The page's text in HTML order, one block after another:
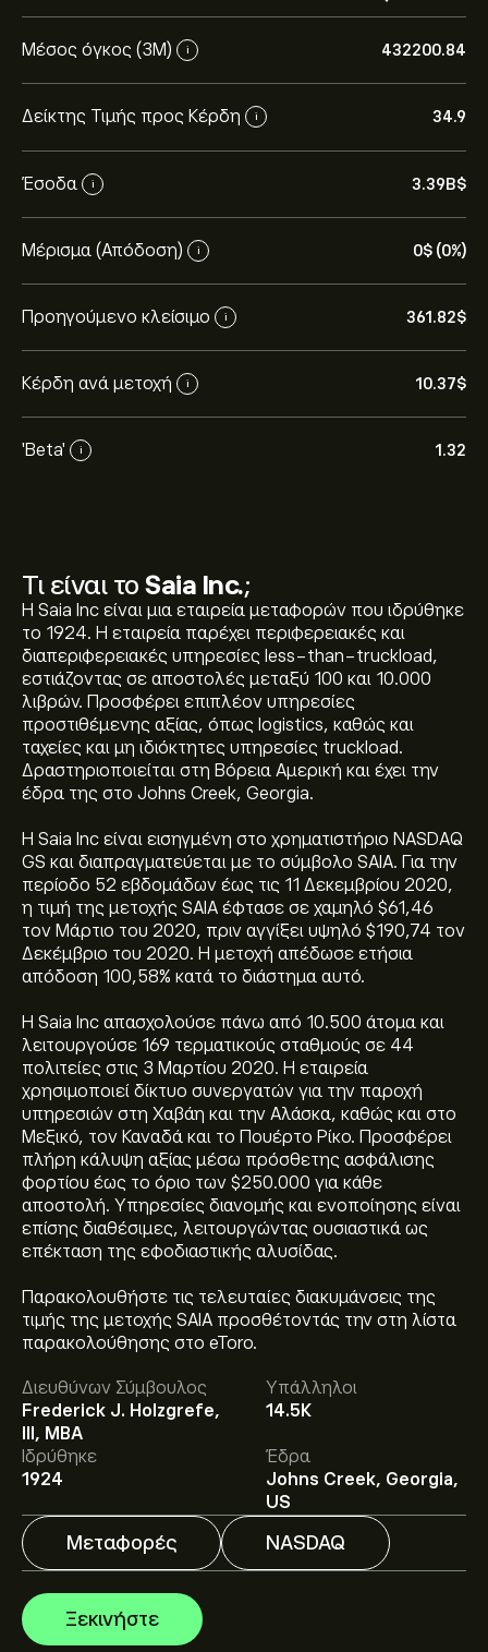
Μέσος όγκος (3Μ) i 432200.84
Δείκτης Τιμής προς Κέρδη i 34.9
Έσοδα i 3.39B‎$‎
Μέρισμα (Απόδοση) i 0‎$‎ (0%)
Προηγούμενο κλείσιμο i 361.82‎$‎
Κέρδη ανά μετοχή i 10.37‎$‎
'Beta' i 1.32
Τι είναι το Saia Inc.;
Η Saia Inc είναι μια εταιρεία μεταφορών που ιδρύθηκε
το 1924. Η εταιρεία παρέχει περιφερειακές και
διαπεριφερειακές υπηρεσίες less-than-truckload,
εστιάζοντας σε αποστολές μεταξύ 100 και 10.000
λιβρών. Προσφέρει επιπλέον υπηρεσίες
προστιθέμενης αξίας, όπως logistics, καθώς και
ταχείες και μη ιδιόκτητες υπηρεσίες truckload.
Δραστηριοποιείται στη Βόρεια Αμερική και έχει την
έδρα της στο Johns Creek, Georgia.
Η Saia Inc είναι εισηγμένη στο χρηματιστήριο NASDAQ
GS και διαπραγματεύεται με το σύμβολο SAIA. Για την
περίοδο 52 εβδομάδων έως τις 11 Δεκεμβρίου 2020,
η τιμή της μετοχής SAIA έφτασε σε χαμηλό $61,46
τον Μάρτιο του 2020, πριν αγγίξει υψηλό $190,74 τον
Δεκέμβριο του 2020. Η μετοχή απέδωσε ετήσια
απόδοση 100,58% κατά το διάστημα αυτό.
Η Saia Inc απασχολούσε πάνω από 10.500 άτομα και
λειτουργούσε 169 τερματικούς σταθμούς σε 44
πολιτείες στις 3 Μαρτίου 2020. Η εταιρεία
χρησιμοποιεί δίκτυο συνεργατών για την παροχή
υπηρεσιών στη Χαβάη και την Αλάσκα, καθώς και στο
Μεξικό, τον Καναδά και το Πουέρτο Ρίκο. Προσφέρει
πλήρη κάλυψη αξίας μέσω πρόσθετης ασφάλισης
φορτίου έως το όριο των $250.000 για κάθε
αποστολή. Υπηρεσίες διανομής και ενοποίησης είναι
επίσης διαθέσιμες, λειτουργώντας ουσιαστικά ως
επέκταση της εφοδιαστικής αλυσίδας.
Παρακολουθήστε τις τελευταίες διακυμάνσεις της
τιμής της μετοχής SAIA προσθέτοντάς την στη λίστα
παρακολούθησης στο eToro.
Διευθύνων Σύμβουλος
Frederick J. Holzgrefe,
III, MBA
Υπάλληλοι
14.5K
Ιδρύθηκε
1924
Έδρα
Johns Creek, Georgia,
US
Μεταφορές NASDAQ
Ξεκινήστε
Η τρέχουσα τιμή του SAIA είναι 361.82‎$‎.
Η μέση τιμή-στόχος για το Saia Inc. είναι 455.46‎$‎.
Εγγραφείτε
στο eToro για αναλυτικές προβλέψεις και
τιμές-στόχους από αναλυτές.
Οι αναλυτές προσφέρουν προβλέψεις για το Saia Inc.
με βάση τις τάσεις της αγοράς, τις οικονομικές
αναφορές και την αναμενόμενη ανάπτυξη. Δείτε την
πιο πρόσφατη πρόβλεψη για τις μελλοντικές
διακυμάνσεις της τιμής.
Η κεφαλαιοποίηση αγοράς του Saia Inc. είναι 9.65B‎$‎